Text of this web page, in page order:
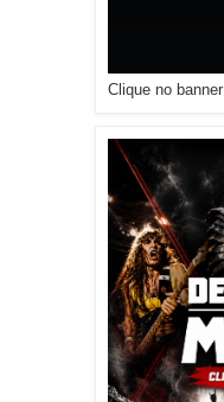
Clique no banner